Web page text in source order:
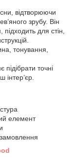
відтворюючи
зрубу. Він
для стін,
тонування,
точні
інтер’єр.
елемент